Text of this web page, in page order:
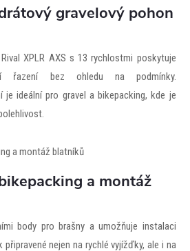
gravelový pohon
XPLR AXS s 13 rychlostmi poskytuje
řazení bez ohledu na podmínky.
je ideální pro gravel a bikepacking, kde je
a montáž
body pro brašny a umožňuje instalaci
připravené nejen na rychlé vyjížďky, ale i na